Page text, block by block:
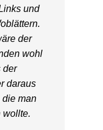
und
der
wohl
der
daraus
die man
wollte.